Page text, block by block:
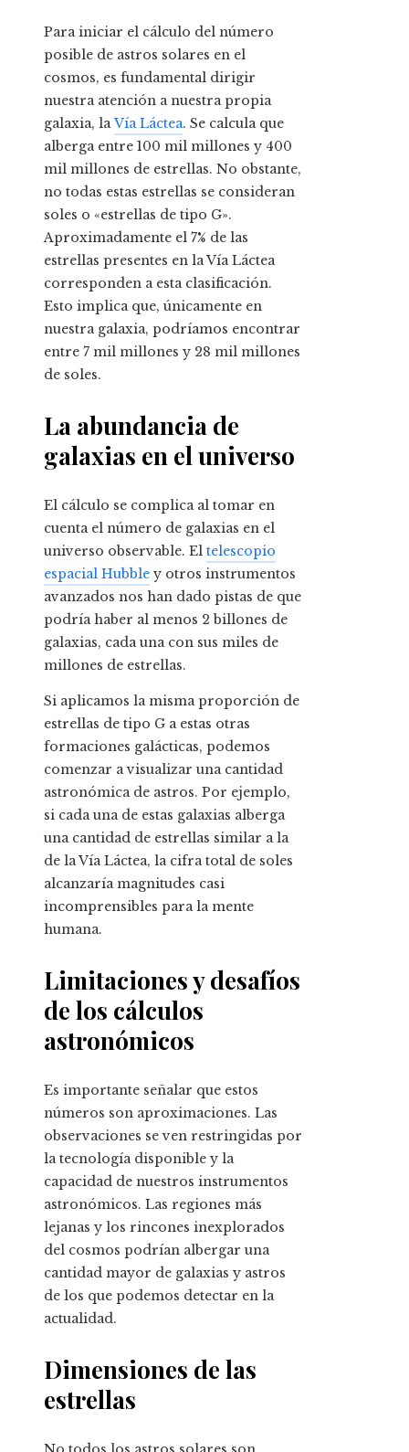
Para iniciar el cálculo del número
posible de astros solares en el
cosmos, es fundamental dirigir
nuestra atención a nuestra propia
galaxia, laVía Láctea. Se calcula que
alberga entre 100 mil millones y 400
mil millones de estrellas. No obstante,
no todas estas estrellas se consideran
soles o «estrellas de tipo G».
Aproximadamente el 7% de las
estrellas presentes en la Vía Láctea
corresponden a esta clasificación.
Esto implica que, únicamente en
nuestra galaxia, podríamos encontrar
entre 7 mil millones y 28 mil millones
de soles.
La abundancia de
galaxias en el universo
El cálculo se complica al tomar en
cuenta el número de galaxias en el
universo observable. El telescopio
espacial Hubble y otros instrumentos
avanzados nos han dado pistas de que
podría haber al menos 2 billones de
galaxias, cada una con sus miles de
millones de estrellas.
Si aplicamos la misma proporción de
estrellas de tipo G a estas otras
formaciones galácticas, podemos
comenzar a visualizar una cantidad
astronómica de astros. Por ejemplo,
si cada una de estas galaxias alberga
una cantidad de estrellas similar a la
de la Vía Láctea, la cifra total de soles
alcanzaría magnitudes casi
incomprensibles para la mente
humana.
Limitaciones y desafíos
de los cálculos
astronómicos
Es importante señalar que estos
números son aproximaciones. Las
observaciones se ven restringidas por
la tecnología disponible y la
capacidad de nuestros instrumentos
astronómicos. Las regiones más
lejanas y los rincones inexplorados
del cosmos podrían albergar una
cantidad mayor de galaxias y astros
de los que podemos detectar en la
actualidad.
Dimensiones de las
estrellas